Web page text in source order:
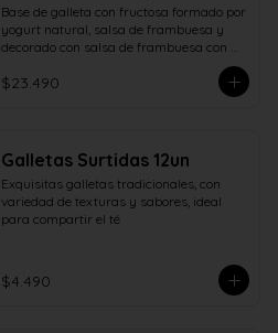
Base de galleta con fructosa formado por
yogurt natural, salsa de frambuesa y
decorado con salsa de frambuesa con
$23.490
Galletas Surtidas 12un
Exquisitas galletas tradicionales, con
variedad de texturas y sabores, ideal
para compartir el té
$4.490